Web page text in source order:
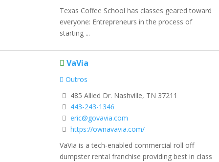
Texas Coffee School has classes geared toward
everyone: Entrepreneurs in the process of
starting ...
VaVia
Outros
485 Allied Dr. Nashville, TN 37211
443-243-1346
eric@govavia.com
https://ownavavia.com/
VaVia is a tech-enabled commercial roll off
dumpster rental franchise providing best in class